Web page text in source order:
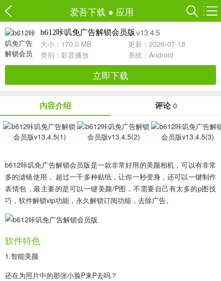
爱吾下载 ● 应用
b612咔叽免广告解锁会员版 v13.4.5
大小：170.0 MB
更新：2026-07-18
类别： 影音播放 系统：Android
立即下载
内容介绍 评论 0
b612咔叽免广告解锁会员版是一款非常好用的美颜相机，可以有非常
多的滤镜使用， 超过一千多种贴纸，让你一秒变身，还可以一键制作
表情包，最主要的是可以一键美颜/P图，不需要自己有太多的p图技
巧，软件解锁vip功能，永久解锁订阅功能，去除广告。
软件特色
1.智能美颜
还在为照片中的那张小脸P来P去吗？